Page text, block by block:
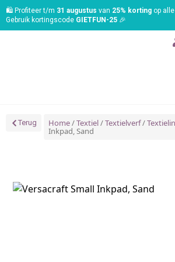
🛍️ Profiteer t/m 31 augustus van 25% korting op
Gebruik kortingscode GIETFUN-25 🎉
Terug Home/Textiel/Textielverf/
Inkpad, Sand